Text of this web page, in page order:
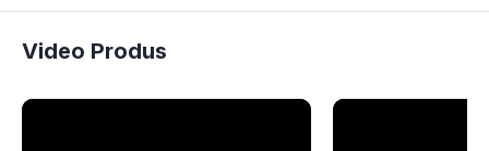
Video Produs